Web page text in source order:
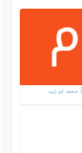
أ. محمد ابو زبيد